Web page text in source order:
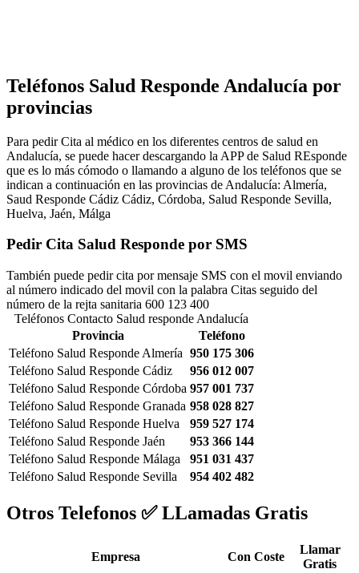
Teléfonos Salud Responde Andalucía por
provincias
Para pedir Cita al médico en los diferentes centros de salud en
Andalucía, se puede hacer descargando la APP de Salud REsponde
que es lo más cómodo o llamando a alguno de los teléfonos que se
indican a continuación en las provincias de Andalucía: Almería,
Saud Responde Cádiz Cádiz, Córdoba, Salud Responde Sevilla,
Huelva, Jaén, Málga
Pedir Cita Salud Responde por SMS
También puede pedir cita por mensaje SMS con el movil enviando
al número indicado del movil con la palabra Citas seguido del
número de la rejta sanitaria 600 123 400
Teléfonos Contacto Salud responde Andalucía
Provincia
Teléfono
Teléfono Salud Responde Almería 950 175 306
Teléfono Salud Responde Cádiz
956 012 007
Teléfono Salud Responde Córdoba 957 001 737
Teléfono Salud Responde Granada 958 028 827
Teléfono Salud Responde Huelva
959 527 174
Teléfono Salud Responde Jaén
953 366 144
Teléfono Salud Responde Málaga
951 031 437
Teléfono Salud Responde Sevilla
954 402 482
Otros Telefonos ✅ LLamadas Gratis
Empresa Con Coste
Llamar
Gratis